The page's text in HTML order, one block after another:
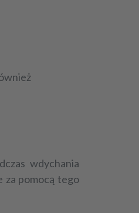
wdychania
za pomocą tego